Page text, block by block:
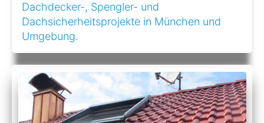
Dachdecker-, Spengler- und
Dachsicherheitsprojekte in München und
Umgebung.